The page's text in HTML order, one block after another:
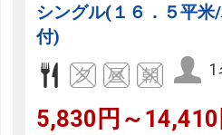
シングル(１６．５平米
付)
1
5,830円～14,410